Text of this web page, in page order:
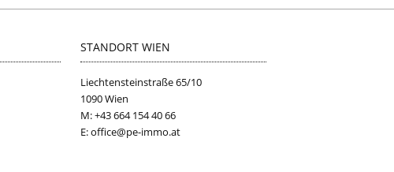
STANDORT WIEN
Liechtensteinstraße 65/10
1090 Wien
M: +43 664 154 40 66
E: office@pe-immo.at